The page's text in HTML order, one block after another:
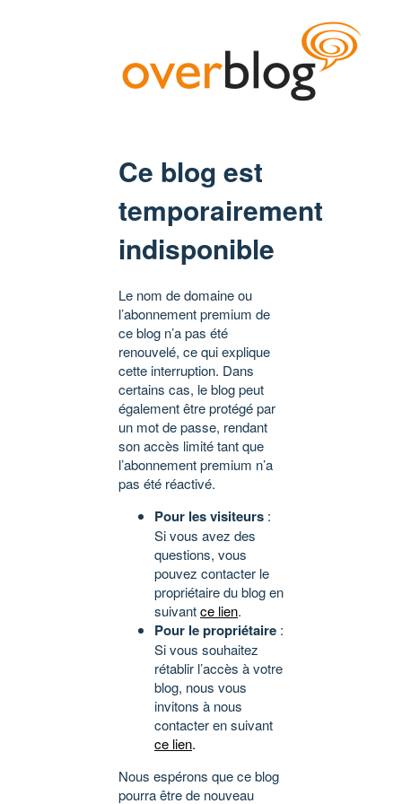
Ce blog est
temporairement
indisponible
Le nom de domaine ou
l’abonnement premium de
ce blog n’a pas été
renouvelé, ce qui explique
cette interruption. Dans
certains cas, le blog peut
également être protégé par
un mot de passe, rendant
son accès limité tant que
l’abonnement premium n’a
pas été réactivé.
Pour les visiteurs :
Si vous avez des
questions, vous
pouvez contacter le
propriétaire du blog en
suivantce lien.
Pour le propriétaire :
Si vous souhaitez
rétablir l’accès à votre
blog, nous vous
invitons à nous
contacter en suivant
ce lien.
Nous espérons que ce blog
pourra être de nouveau